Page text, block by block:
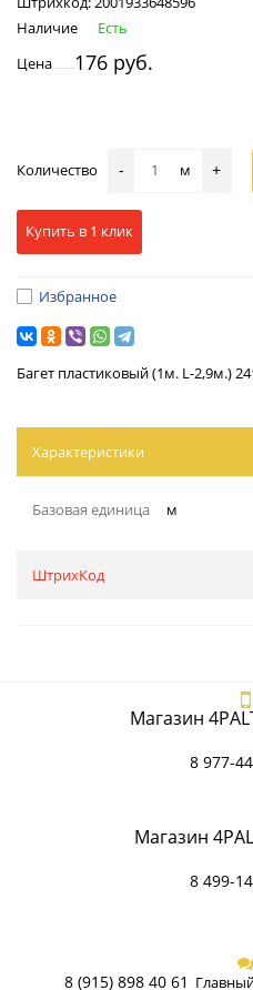
Наличие
Есть
Цена
176 руб.
Количество - м +
Купить в 1 клик
Избранное
Багет пластиковый (1м. L-2,9м.)
Характеристики
Базовая единица м
ШтрихКод
Магазин
8 977-
Магазин
8 499-
8 (915) 898 40 61